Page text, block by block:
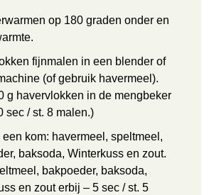
op 180 graden onder en
fijnmalen in een blender of
(of gebruik havermeel).
g havervlokken in de mengbeker
sec / st. 8 malen.)
een kom: havermeel, speltmeel,
baksoda, Winterkuss en zout.
bakpoeder, baksoda,
en zout erbij – 5 sec / st. 5